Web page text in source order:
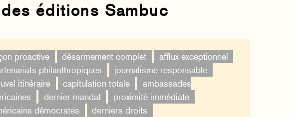
éditions Sambuc
proactive désarmement complet
afflux exceptionnel
philanthropiques
journalisme responsable
itinéraire
capitulation totale
ambassades
dernier mandat
proximité immédiate
démocrates
derniers droits